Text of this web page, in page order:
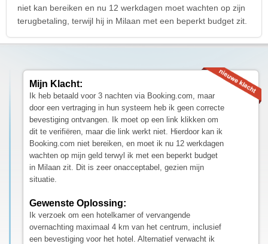
niet kan bereiken en nu 12 werkdagen moet wachten op zijn
terugbetaling, terwijl hij in Milaan met een beperkt budget zit.
Mijn Klacht:
Ik heb betaald voor 3 nachten via Booking.com, maar
door een vertraging in hun systeem heb ik geen correcte
bevestiging ontvangen. Ik moet op een link klikken om
dit te verifiëren, maar die link werkt niet. Hierdoor kan ik
Booking.com niet bereiken, en moet ik nu 12 werkdagen
wachten op mijn geld terwyl ik met een beperkt budget
in Milaan zit. Dit is zeer onacceptabel, gezien mijn
situatie.
Gewenste Oplossing:
Ik verzoek om een hotelkamer of vervangende
overnachting maximaal 4 km van het centrum, inclusief
een bevestiging voor het hotel. Alternatief verwacht ik